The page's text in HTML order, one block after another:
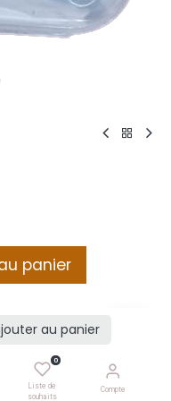
au panier
0
Liste de
souhaits
Compte
panier